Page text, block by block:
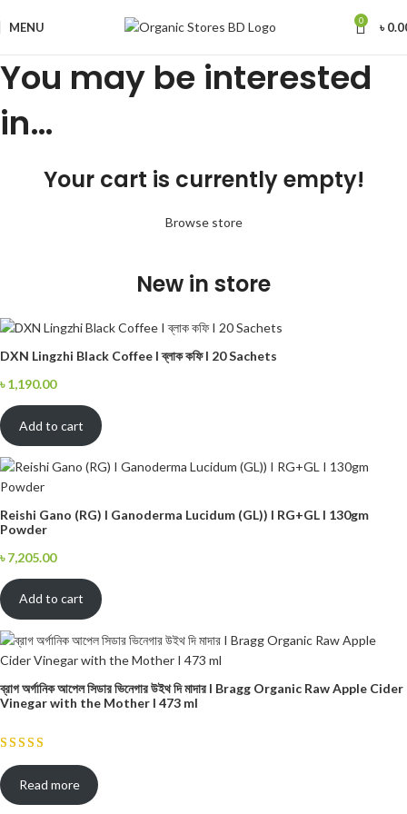
MENU 0 ৳
You may be interested
in…
Your cart is currently empty!
Browse store
New in store
DXN Lingzhi Black Coffee I ব্লাক কফি I 20 Sachets
৳1,190.00
Add to cart
Reishi Gano (RG) I Ganoderma Lucidum (GL)) I RG+GL I 130gm
Powder
৳7,205.00
Add to cart
ব্রাগ অর্গানিক আপেল সিডার ভিনেগার উইথ দি মাদার I Bragg Organic Raw Apple Cider
Vinegar with the Mother I 473 ml
Read more